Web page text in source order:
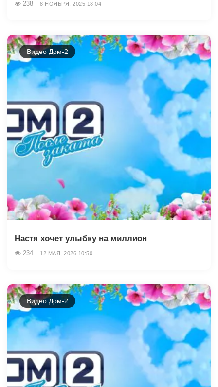
238 8 НОЯБРЯ, 2025 18:04
Видео Дом-2
Настя хочет улыбку на миллион
234 12 МАЯ, 2026 10:50
Видео Дом-2